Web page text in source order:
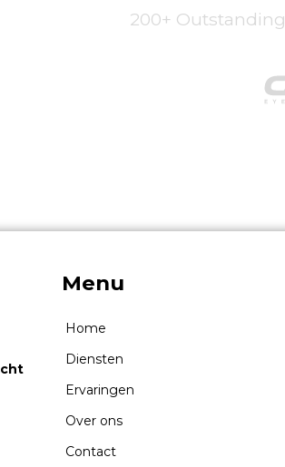
200+ Outstanding
Menu
Home
Diensten
Ervaringen
Over ons
Contact